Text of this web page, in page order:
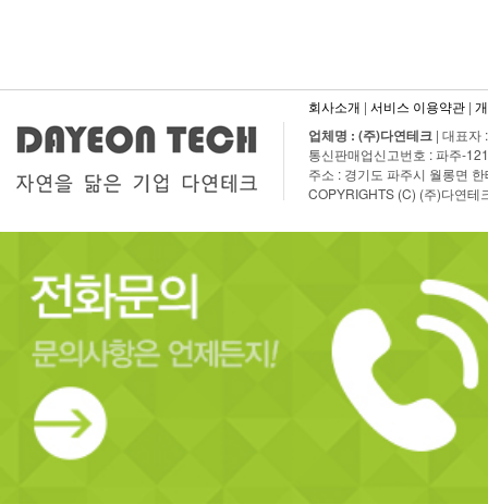
회사소개 | 서비스 이용약관 |
업체명 : (주)다연테크 | 대표자
통신판매업신고번호 : 파주-
주소 : 경기도 파주시 월롱면
COPYRIGHTS (C) (주)다연테